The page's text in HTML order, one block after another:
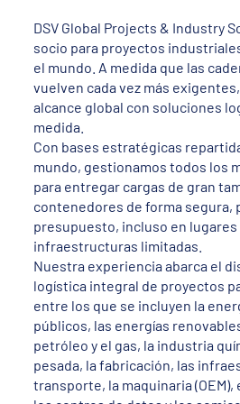
DSV Global Projects & Industry
socio para proyectos
el mundo. A medida que las
vuelven cada vez más
alcance global con soluciones
medida.
Con bases estratégicas
mundo, gestionamos todos los
para entregar cargas de gran
contenedores de forma segura,
presupuesto, incluso en lugares
infraestructuras limitadas.
Nuestra experiencia abarca el
logística integral de proyectos
entre los que se incluyen la
públicos, las energías
petróleo y el gas, la industria
pesada, la fabricación, las
transporte, la maquinaria